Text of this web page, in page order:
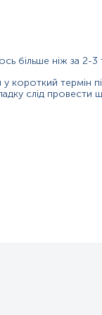
afzelii і
Spirochaeta,
а також
числі у 32,0
кліщів, які є
дорослий
більше ніж за 2-3
короткий термін
слід провести